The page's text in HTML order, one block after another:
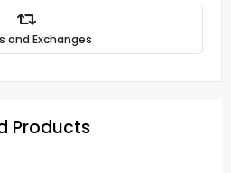
and Exchanges
Products